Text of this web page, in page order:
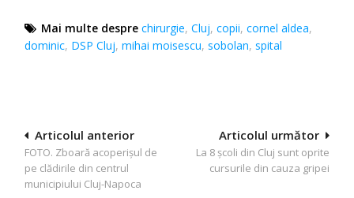
Mai multe despre chirurgie,Cluj,copii,cornel aldea,
dominic, DSP Cluj,mihai moisescu,sobolan,spital
Navigare
în
articole
Articolul următor
La 8 școli din Cluj sunt oprite
cursurile din cauza gripei
Articolul anterior
FOTO. Zboară acoperișul de
pe clădirile din centrul
municipiului Cluj-Napoca